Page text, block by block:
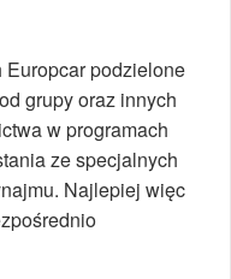
podzielone
grupy oraz innych
w programach
ze specjalnych
Najlepiej więc